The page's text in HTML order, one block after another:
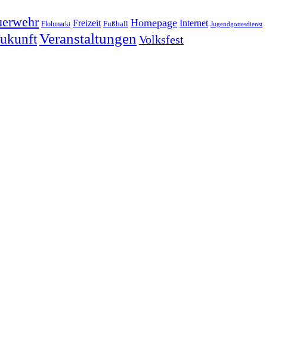
Flohmarkt Freizeit Fußball Homepage Internet Jugendgottesdienst
Veranstaltungen Volksfest